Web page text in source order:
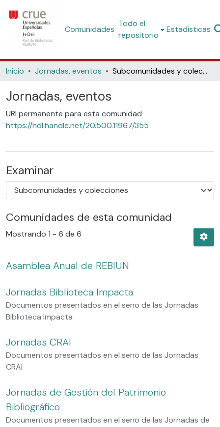
Comunidades
Todo el
repositorio
Estadísticas
Inicio Jornadas, eventos Subcomunidades y colecciones
Jornadas, eventos
URI permanente para esta comunidad
https://hdl.handle.net/20.500.11967/355
Examinar
Comunidades de esta comunidad
Mostrando 1 - 6 de 6
Asamblea Anual de REBIUN
Jornadas Biblioteca Impacta
Documentos presentados en el seno de las Jornadas
Biblioteca Impacta
Jornadas CRAI
Documentos presentados en el seno de las Jornadas
CRAI
Jornadas de Gestión del Patrimonio
Bibliográfico
Documentos presentados en el seno de las Jornadas de